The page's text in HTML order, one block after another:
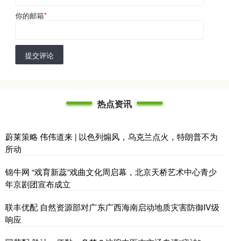
你的邮箱*
提交评论
热点资讯
蔚莱策略 伟伟道来 | 以色列煽风，乌克兰点火，特朗普不为
所动
锦牛网 “戏育新蕊”戏曲文化周启幕，北京天桥艺术中心青少
年京剧团宣布成立
联丰优配 自然资源部对广东广西海南启动地质灾害防御IV级
响应